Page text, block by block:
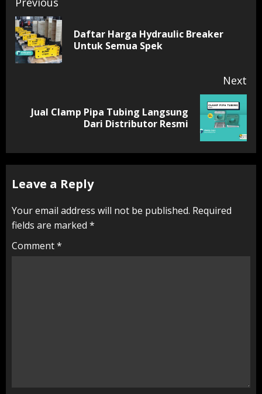
Reading Daftar Harga Hydraulic Breaker
Untuk Semua Spek
Next
NextJual Clamp Pipa Tubing Langsung
Dari Distributor Resmi
Leave a Reply
Your email address will not be published. Required
fields are marked *
Comment*